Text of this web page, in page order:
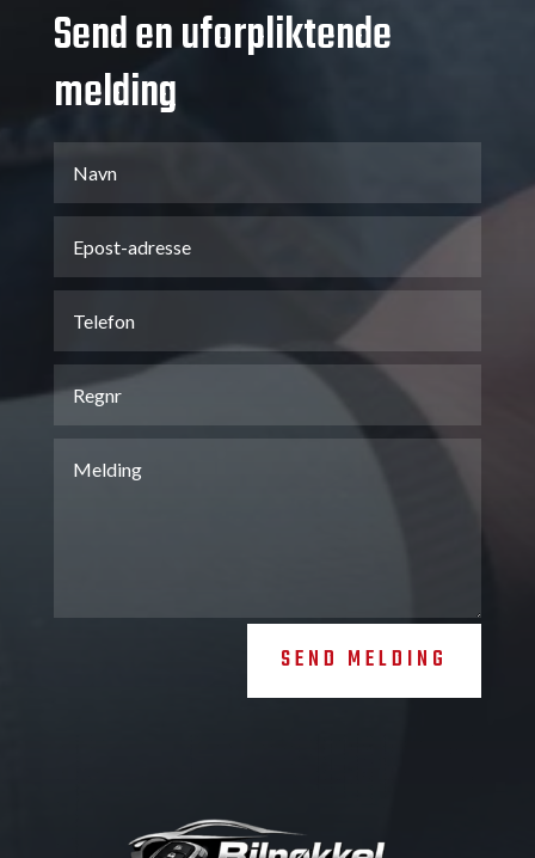
Send en uforpliktende
melding
SEND MELDING